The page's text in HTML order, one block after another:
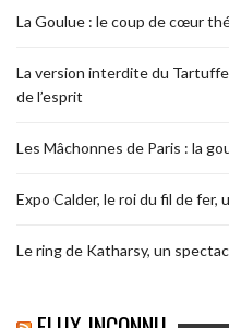
La Goulue : le coup de cœur
La version interdite du
de l’esprit
Les Mâchonnes de Paris : la
Expo Calder, le roi du fil de fer,
Le ring de Katharsy, un